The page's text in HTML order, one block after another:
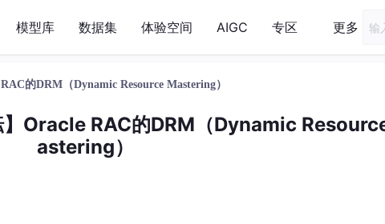
模型库 数据集 体验空间 AIGC 专区 更多
的DRM（Dynamic Resource Mastering）
Oracle RAC的DRM（Dynamic
astering）